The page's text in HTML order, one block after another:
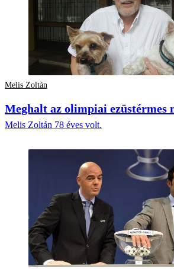
Melis Zoltán
Meghalt az olimpiai ezüstérmes
Melis Zoltán 78 éves volt.